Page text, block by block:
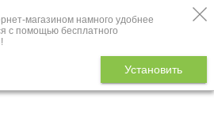
магазином намного удобнее
с помощью бесплатного
Установить